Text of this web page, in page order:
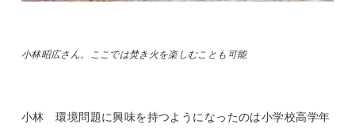
小林昭広さん。ここでは焚き火を楽しむことも可能
小林 環境問題に興味を持つようになったのは小学校高学年